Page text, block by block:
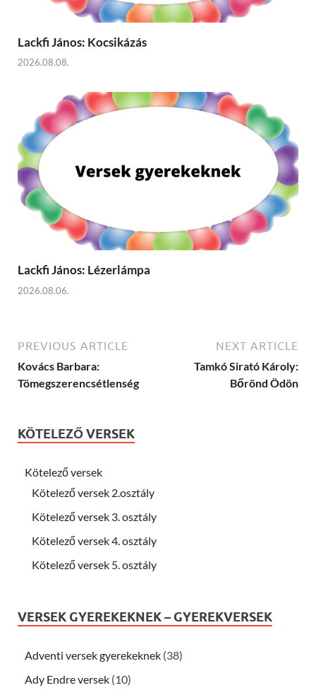
Lackfi János: Kocsikázás
2026.08.08.
Lackfi János: Lézerlámpa
2026.08.06.
PREVIOUS ARTICLE
Kovács Barbara:
Tömegszerencsétlenség
NEXT ARTICLE
Tamkó Sirató Károly:
Bőrönd Ödön
KÖTELEZŐ VERSEK
Kötelező versek
Kötelező versek 2.osztály
Kötelező versek 3. osztály
Kötelező versek 4. osztály
Kötelező versek 5. osztály
VERSEK GYEREKEKNEK – GYEREKVERSEK
Adventi versek gyerekeknek (38)
Ady Endre versek (10)